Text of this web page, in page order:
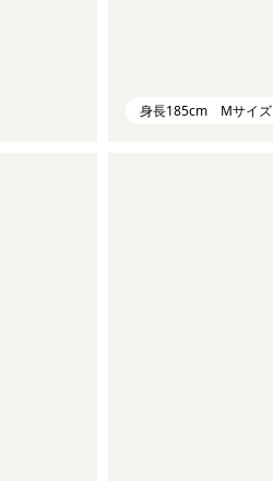
身長185cm Mサイズ